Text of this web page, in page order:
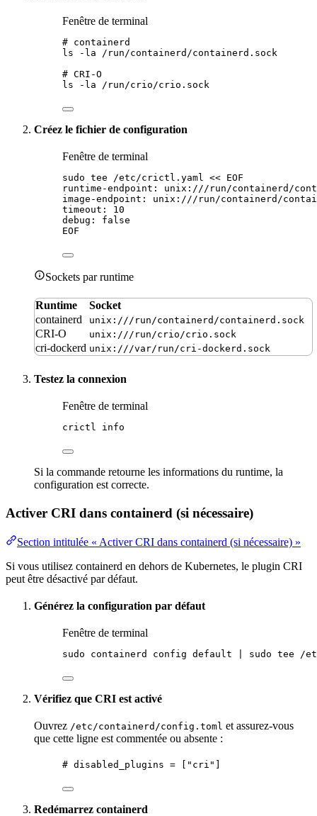
Fenêtre de terminal
# containerd
ls
-la
/run/containerd/containerd.sock
# CRI-O
ls
-la /run/crio/crio.sock
Créez le fichier de configuration
Fenêtre de terminal
sudo tee /etc/crictl.yaml << EOF
runtime-endpoint: unix:///run/containerd/
image-endpoint: unix:///run/containerd/
timeout: 10
debug: false
EOF
Sockets par runtime
Runtime
Socket
containerd
unix:///run/containerd/containerd.sock
CRI-O unix:///run/crio/crio.sock
cri-dockerd unix:///var/run/cri-dockerd.sock
Testez la connexion
Fenêtre de terminal
crictl info
Si la commande retourne les informations du runtime, la
configuration est correcte.
Activer CRI dans containerd (si nécessaire)
Section intitulée « Activer CRI dans containerd (si nécessaire) »
Si vous utilisez containerd en dehors de Kubernetes, le plugin CRI
peut être désactivé par défaut.
Générez la configuration par défaut
Fenêtre de terminal
sudo containerd config default sudo tee /
Vérifiez que CRI est activé
Ouvrez /etc/containerd/config.toml et assurez-vous
que cette ligne est commentée ou absente :
# disabled_plugins = ["cri"]
Redémarrez containerd